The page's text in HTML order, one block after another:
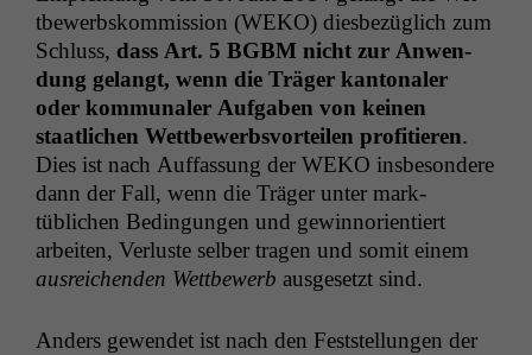
tbe­werb­skom­mis­sion (WEKO) dies­bezüglich zum
Schluss, dass Art. 5 BGBM nicht zur Anwen­
dung gelangt, wenn die Träger kan­tonaler
oder kom­mu­naler Auf­gaben von keinen
staatlichen Wet­tbe­werb­svorteilen prof­i­tieren.
Dies ist nach Auf­fas­sung der WEKO ins­beson­dere
dann der Fall, wenn die Träger unter mark­
tüblichen Bedin­gun­gen und gewin­nori­en­tiert
arbeit­en, Ver­luste sel­ber tra­gen und somit einem
aus­re­ichen­den Wet­tbe­werb aus­ge­set­zt sind.
Anders gewen­det ist nach den Fest­stel­lun­gen der